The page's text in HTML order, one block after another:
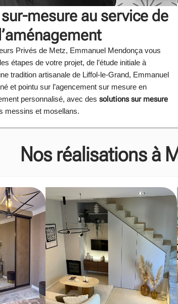
mesure au service de
Privés de Metz, Emmanuel Mendonça vous
étapes de votre projet, de l’étude initiale à
tradition artisanale de Liffol-le-Grand, Emmanuel
et pointu sur l’agencement sur mesure en
personnalisé, avec des solutions sur mesure
messins et mosellans.
Nos réalisations à